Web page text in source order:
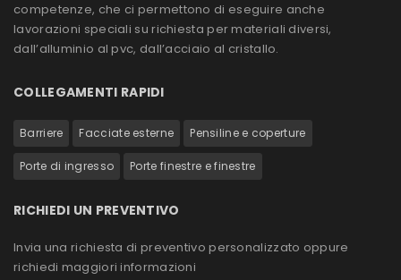
competenze, che ci permettono di eseguire anche
lavorazioni speciali su richiesta per materiali diversi,
dall’alluminio al pvc, dall’acciaio al cristallo.
COLLEGAMENTI RAPIDI
Barriere Facciate esterne Pensiline e coperture
Porte di ingresso Porte finestre e finestre
RICHIEDI UN PREVENTIVO
Invia una richiesta di preventivo personalizzato oppure
richiedi maggiori informazioni